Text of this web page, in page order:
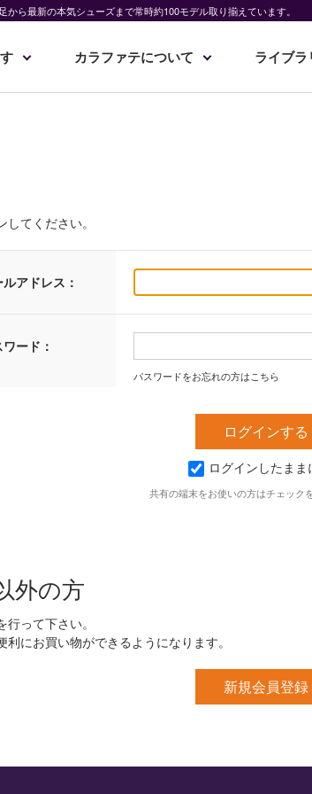
ら最新の本気シューズまで常時約100モデル取り揃えています。
カラファテについて ライブラ
てください。
アドレス：
ード：
パスワードをお忘れの方はこちら
ログインしたまま
共有の端末をお使いの方はチェック
外の方
って下さい。
にお買い物ができるようになります。